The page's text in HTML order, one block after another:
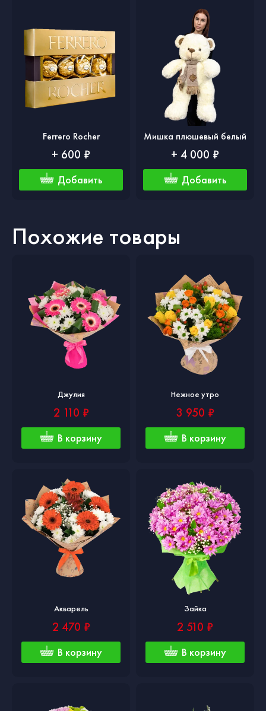
Ferrero Rocher
+ 600 ₽
Добавить
Мишка плюшевый белый
+ 4 000 ₽
Добавить
Похожие товары
Джулия
2 110 ₽
В корзину
Нежное утро
3 950 ₽
В корзину
Акварель
2 470 ₽
В корзину
Зайка
2 510 ₽
В корзину